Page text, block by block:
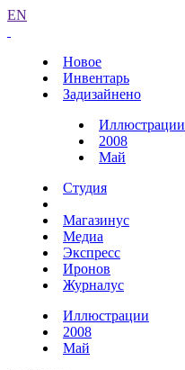
EN
Новое
Инвентарь
Задизайнено
Иллюстрации
2008
Май
Студия
Магазинус
Медиа
Экспресс
Иронов
Журналус
Иллюстрации
2008
Май